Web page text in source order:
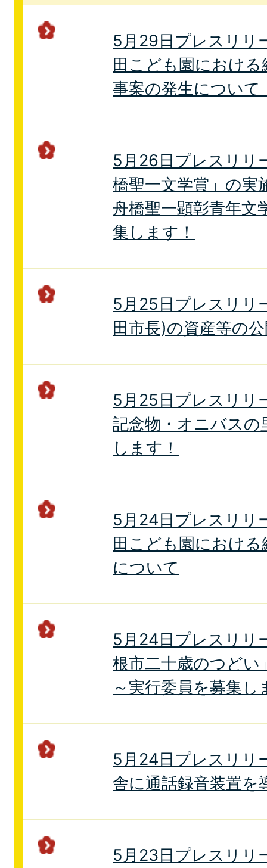
5月29日プレスリリ
田こども園におけ
事案の発生について
5月26日プレスリリ
橋聖一文学賞」の実
舟橋聖一顕彰青年文
集します！
5月25日プレスリリ
田市長)の資産等の
5月25日プレスリリ
記念物・オニバスの
します！
5月24日プレスリリ
田こども園におけ
について
5月24日プレスリリ
根市二十歳のつどい
～実行委員を募集し
5月24日プレスリリ
舎に通話録音装置を
5月23日プレスリリ